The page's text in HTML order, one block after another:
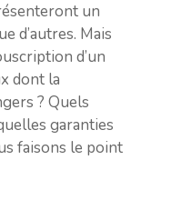
un
d’autres. Mais
d’un
dont la
? Quels
garanties
faisons le point